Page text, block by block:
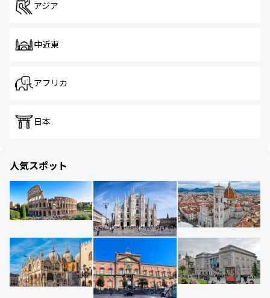
アジア
中近東
アフリカ
日本
人気スポット